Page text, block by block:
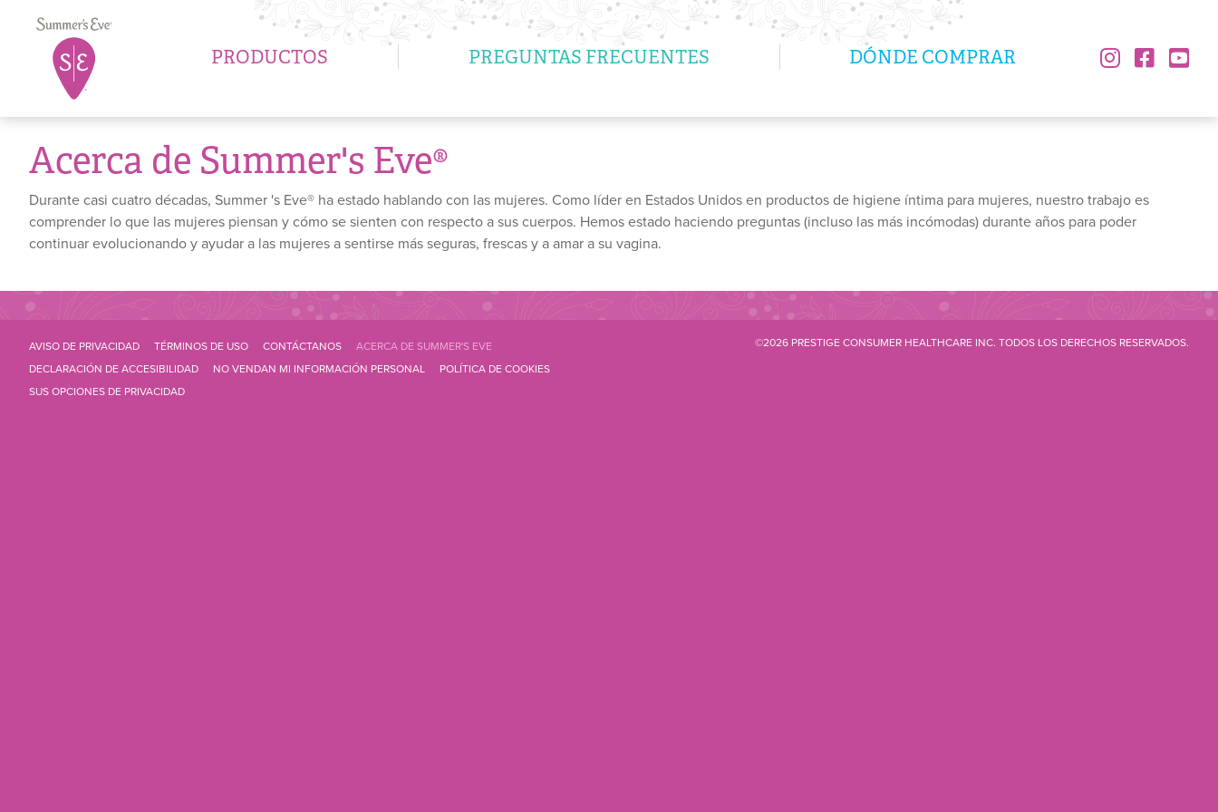
®
PRODUCTOS PREGUNTAS FRECUENTES DÓNDE COMPRAR
Social
Acerca de Summer's Eve®
Durante casi cuatro décadas, Summer 's Eve® ha estado hablando con las mujeres. Como líder en Estados Unidos en productos de higiene íntima para mujeres, nuestro trabajo es
comprender lo que las mujeres piensan y cómo se sienten con respecto a sus cuerpos. Hemos estado haciendo preguntas (incluso las más incómodas) durante años para poder
continuar evolucionando y ayudar a las mujeres a sentirse más seguras, frescas y a amar a su vagina.
Footer
Navigation
AVISO DE PRIVACIDAD TÉRMINOS DE USO CONTÁCTANOS
ACERCA DE SUMMER'S EVE
DECLARACIÓN DE ACCESIBILIDAD
NO VENDAN MI INFORMACIÓN PERSONAL
POLÍTICA DE COOKIES
SUS OPCIONES DE PRIVACIDAD
©2026 PRESTIGE CONSUMER HEALTHCARE INC. TODOS LOS DERECHOS RESERVADOS.